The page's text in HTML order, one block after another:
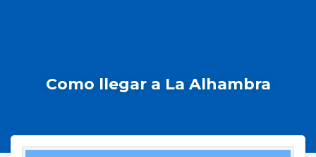
Como llegar a La Alhambra